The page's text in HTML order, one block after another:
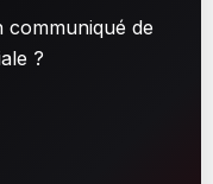
de
?